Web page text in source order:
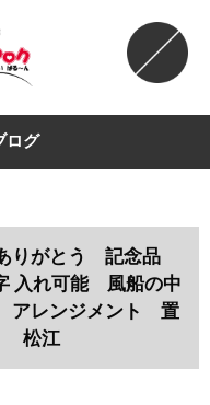
ログ
りがとう 記念品
入れ可能 風船の中
レンジメント 置
松江